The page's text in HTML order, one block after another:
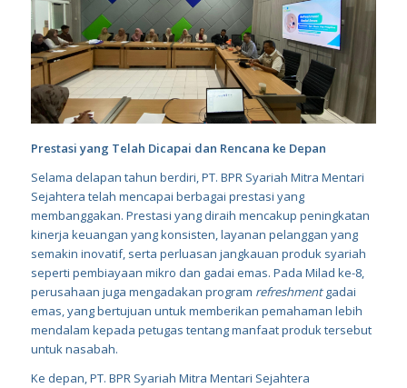
Prestasi yang Telah Dicapai dan Rencana ke Depan
Selama delapan tahun berdiri, PT. BPR Syariah Mitra Mentari
Sejahtera telah mencapai berbagai prestasi yang
membanggakan. Prestasi yang diraih mencakup peningkatan
kinerja keuangan yang konsisten, layanan pelanggan yang
semakin inovatif, serta perluasan jangkauan produk syariah
seperti pembiayaan mikro dan gadai emas. Pada Milad ke-8,
perusahaan juga mengadakan program refreshmentgadai
emas, yang bertujuan untuk memberikan pemahaman lebih
mendalam kepada petugas tentang manfaat produk tersebut
untuk nasabah.
Ke depan, PT. BPR Syariah Mitra Mentari Sejahtera